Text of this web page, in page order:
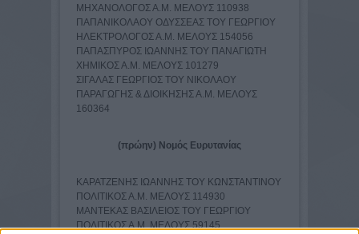
ΜΗΧΑΝΟΛΟΓΟΣ Α.Μ. ΜΕΛΟΥΣ 110938
ΠΑΠΑΝΙΚΟΛΑΟΥ ΟΔΥΣΣΕΑΣ TOY ΓΕΩΡΓΙΟY
ΗΛΕΚΤΡΟΛΟΓΟΣ Α.Μ. ΜΕΛΟΥΣ 154056
ΠΑΠΑΣΠΥΡΟΣ ΙΩΑΝΝΗΣ TOY ΠΑΝΑΓΙΩΤΗ
ΧΗΜΙΚΟΣ Α.Μ. ΜΕΛΟΥΣ 101279
ΣΙΓΑΛΑΣ ΓΕΩΡΓΙΟΣ TOY ΝΙΚΟΛΑΟY
ΠΑΡΑΓΩΓΗΣ & ΔΙΟΙΚΗΣΗΣ Α.Μ. ΜΕΛΟΥΣ
160364
(πρώην) Νομός Ευρυτανίας
ΚΑΡΑΤΖΕΝΗΣ ΙΩΑΝΝΗΣ TOY ΚΩΝΣΤΑΝΤΙΝΟY
ΠΟΛΙΤΙΚΟΣ Α.Μ. ΜΕΛΟΥΣ 114930
ΜΑΝΤΕΚΑΣ ΒΑΣΙΛΕΙΟΣ TOY ΓΕΩΡΓΙΟY
ΠΟΛΙΤΙΚΟΣ Α.Μ. ΜΕΛΟΥΣ 59145